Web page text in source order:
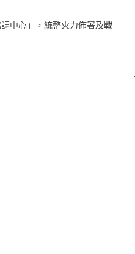
中心」，統整火力佈署及戰